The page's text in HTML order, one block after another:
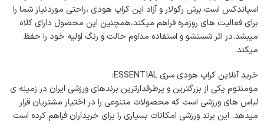
اسپاندکس است.برش رگولار و آزاد این کراپ هودی ،راحتی موردنیاز شما را
برای فعالیت های روزمره فراهم میکند،همچنین این محصول دارای کلاه
میبشد.در اثر شستشو و استفاده مداوم حالت و رنگ اولیه خود را حفظ
میکند.
خرید آنلاین کراپ هودی سری ESSENTIAL:
مومنتوم یکی از بزرگترین و پرطرفدارترین برندهای ورزشی ایران در زمینه ی
لباس های ورزشی است که محصولات متنوعی را در اختیار مشتریان قرار
میدهد. این برند ورزشی امکانات بسیاری را برای خریداران فراهم کرده است